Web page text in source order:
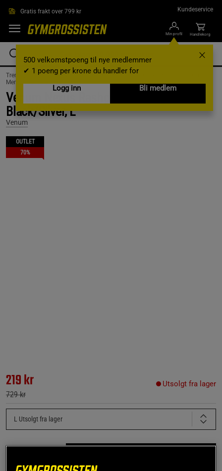
Gratis frakt over 799 kr Kundeservice
Min profil
500 velkomstpoeng til nye medlemmer
✔ 1 poeng per krone du handler for
Logg inn
Bli medlem
Handlekorg
Treningsutstyr & tilbehør /Kampsport / Kampsportklaer /
Menn /Gensere
Venum Nexus Rashguards Long Sleeves
Black/Silver, L
Venum
OUTLET
70%
219 kr
729 kr
Utsolgt fra lager
L Utsolgt fra lager